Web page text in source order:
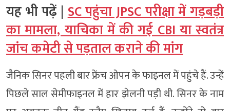
यह भी पढ़ें |SC पहुंचा JPSC परीक्षा में गड़बड़ी
का मामला, याचिका में की गई CBI या स्वतंत्र
जांच कमेटी से पड़ताल कराने की मांग
जैनिक सिनर पहली बार फ्रेंच ओपन के फाइनल में पहुंचे हैं. उन्हें
पिछले साल सेमीफाइनल में हार झेलनी पड़ी थी. सिनर के नाम